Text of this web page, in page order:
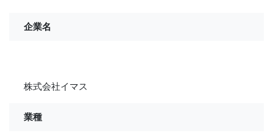
企業名
株式会社イマス
業種